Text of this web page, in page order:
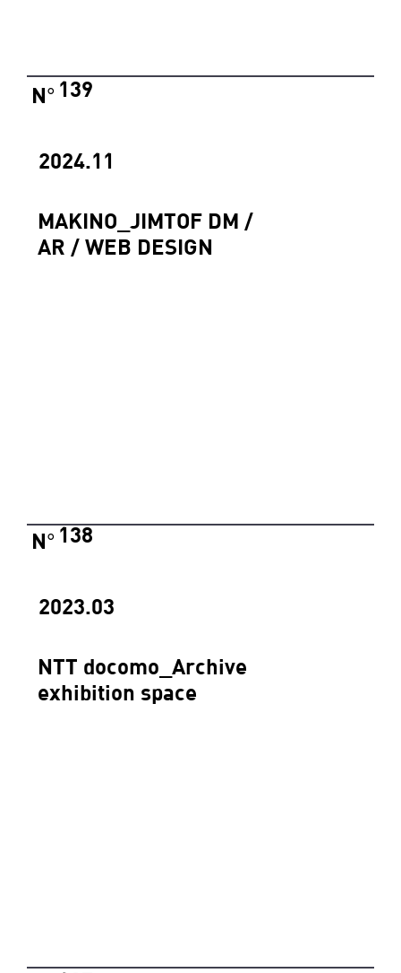
2024.11
MAKINO_JIMTOF DM /
AR / WEB DESIGN
139
N°
2023.03
NTT docomo_Archive
exhibition space
138
N°